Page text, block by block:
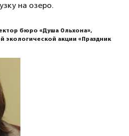
на озеро.
бюро «Душа Ольхона»,
экологической акции «Праздник